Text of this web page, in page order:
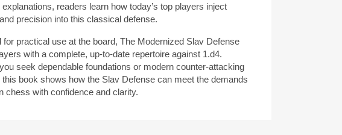
readers learn how today’s top players inject
precision into this classical defense.
for practical use at the board, The Modernized Slav Defense
with a complete, up-to-date repertoire against 1.d4.
seek dependable foundations or modern counter-attacking
book shows how the Slav Defense can meet the demands
chess with confidence and clarity.